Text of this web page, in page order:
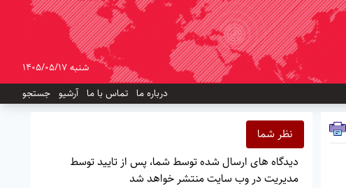
شنبه 1405/05/17
درباره ما تماس با ما آرشیو جستجو
نظر شما
دیدگاه های ارسال شده توسط شما، پس از تایید توسط
مدیریت در وب سایت منتشر خواهد شد